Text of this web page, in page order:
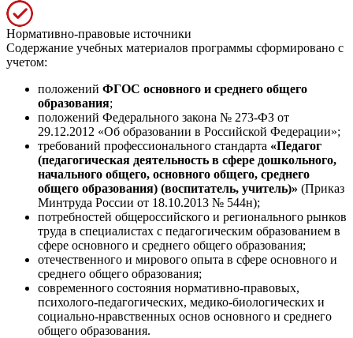
Нормативно-правовые источники
Содержание учебных материалов программы сформировано с
учетом:
положений ФГОС основного и среднего общего
образования;
положений Федерального закона № 273-ФЗ от
29.12.2012 «Об образовании в Российской Федерации»;
требований профессионального стандарта «Педагог
(педагогическая деятельность в сфере дошкольного,
начального общего, основного общего, среднего
общего образования) (воспитатель, учитель)» (Приказ
Минтруда России от 18.10.2013 № 544н);
потребностей общероссийского и регионального рынков
труда в специалистах с педагогическим образованием в
сфере основного и среднего общего образования;
отечественного и мирового опыта в сфере основного и
среднего общего образования;
современного состояния нормативно-правовых,
психолого-педагогических, медико-биологических и
социально-нравственных основ основного и среднего
общего образования.